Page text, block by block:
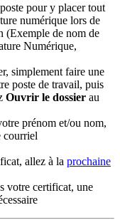
pour y placer tout
numérique lors de
(Exemple de nom de
Numérique,
simplement faire une
poste de travail, puis
Ouvrir le dossier au
prénom et/ou nom,
courriel
allez à la prochaine
votre certificat, une